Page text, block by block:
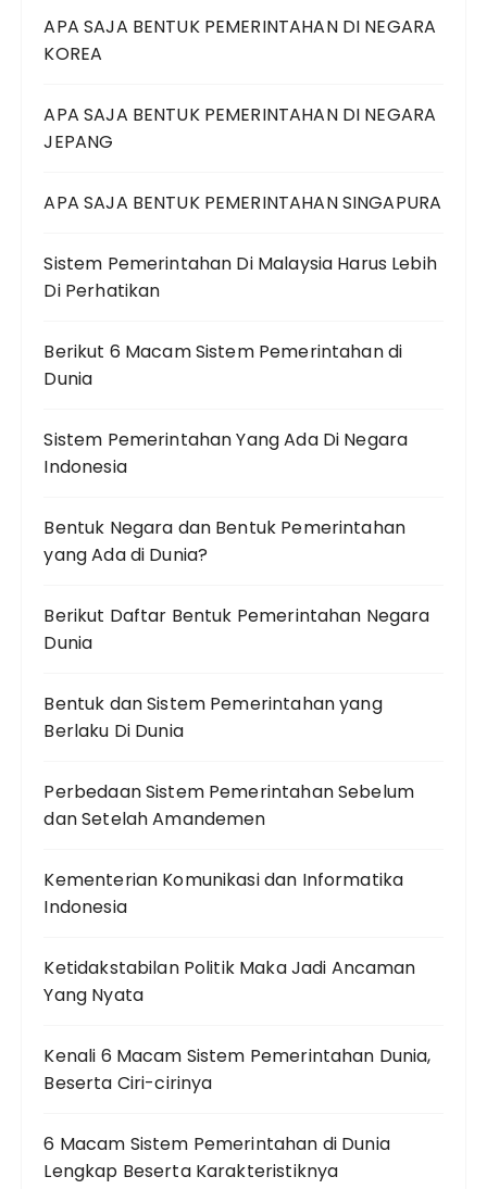
APA SAJA BENTUK PEMERINTAHAN DI NEGARA
KOREA
APA SAJA BENTUK PEMERINTAHAN DI NEGARA
JEPANG
APA SAJA BENTUK PEMERINTAHAN SINGAPURA
Sistem Pemerintahan Di Malaysia Harus Lebih
Di Perhatikan
Berikut 6 Macam Sistem Pemerintahan di
Dunia
Sistem Pemerintahan Yang Ada Di Negara
Indonesia
Bentuk Negara dan Bentuk Pemerintahan
yang Ada di Dunia?
Berikut Daftar Bentuk Pemerintahan Negara
Dunia
Bentuk dan Sistem Pemerintahan yang
Berlaku Di Dunia
Perbedaan Sistem Pemerintahan Sebelum
dan Setelah Amandemen
Kementerian Komunikasi dan Informatika
Indonesia
Ketidakstabilan Politik Maka Jadi Ancaman
Yang Nyata
Kenali 6 Macam Sistem Pemerintahan Dunia,
Beserta Ciri-cirinya
6 Macam Sistem Pemerintahan di Dunia
Lengkap Beserta Karakteristiknya